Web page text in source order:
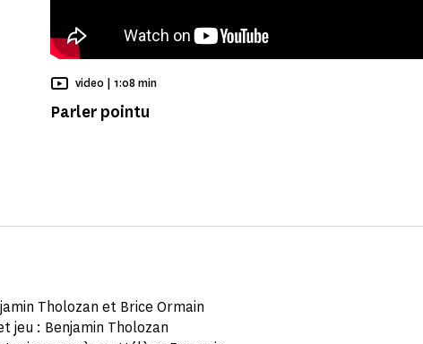
Parler pointu
video | Temps de Lecture
1:08 min
Tholozan et Brice Ormain
jeu : Benjamin Tholozan